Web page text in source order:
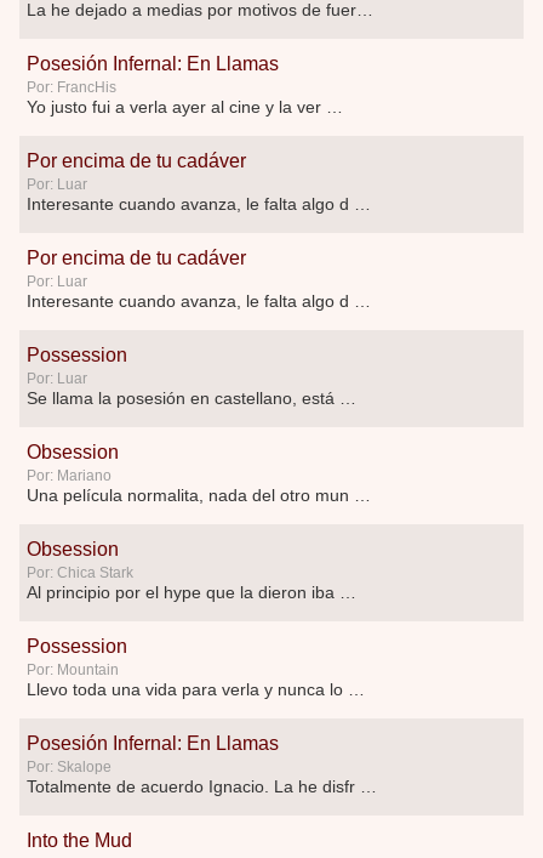
Posesión Infernal: En Llamas
Por: FrancHis
Yo justo fui a verla ayer al cine y la ver …
Por encima de tu cadáver
Por: Luar
Interesante cuando avanza, le falta algo d …
Por encima de tu cadáver
Por: Luar
Interesante cuando avanza, le falta algo d …
Possession
Por: Luar
Se llama la posesión en castellano, está …
Obsession
Por: Mariano
Una película normalita, nada del otro mun …
Obsession
Por: Chica Stark
Al principio por el hype que la dieron iba …
Possession
Por: Mountain
Llevo toda una vida para verla y nunca lo …
Posesión Infernal: En Llamas
Por: Skalope
Totalmente de acuerdo Ignacio. La he disfr …
Into the Mud